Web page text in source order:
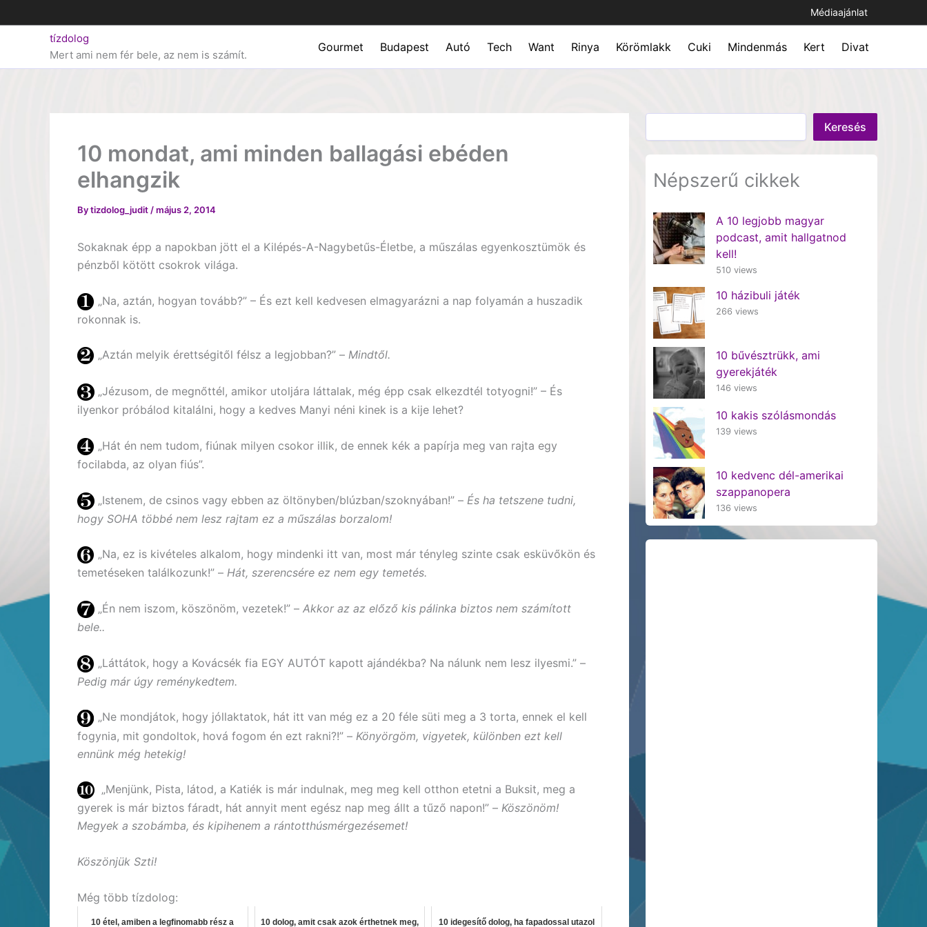
to
Médiaajánlat
tízdolog
Mert ami nem fér bele, az nem is számít.
Gourmet Budapest Autó Tech Want Rinya Körömlakk Cuki Mindenmás Kert Divat
10 mondat, ami minden ballagási ebéden
elhangzik
Bytizdolog_judit /május 2, 2014
Sokaknak épp a napokban jött el a Kilépés-A-Nagybetűs-Életbe, a műszálas egyenkosztümök és
pénzből kötött csokrok világa.
„Na, aztán, hogyan tovább?” – És ezt kell kedvesen elmagyarázni a nap folyamán a huszadik
rokonnak is.
„Aztán melyik érettségitől félsz a legjobban?” – Mindtől.
„Jézusom, de megnőttél, amikor utoljára láttalak, még épp csak elkezdtél totyogni!” – És
ilyenkor próbálod kitalálni, hogy a kedves Manyi néni kinek is a kije lehet?
„Hát én nem tudom, fiúnak milyen csokor illik, de ennek kék a papírja meg van rajta egy
focilabda, az olyan fiús”.
„Istenem, de csinos vagy ebben az öltönyben/blúzban/szoknyában!” – És ha tetszene tudni,
hogy SOHA többé nem lesz rajtam ez a műszálas borzalom!
„Na, ez is kivételes alkalom, hogy mindenki itt van, most már tényleg szinte csak esküvőkön és
temetéseken találkozunk!” – Hát, szerencsére ez nem egy temetés.
„Én nem iszom, köszönöm, vezetek!” – Akkor az az előző kis pálinka biztos nem számított
bele..
„Láttátok, hogy a Kovácsék fia EGY AUTÓT kapott ajándékba? Na nálunk nem lesz ilyesmi.” –
Pedig már úgy reménykedtem.
„Ne mondjátok, hogy jóllaktatok, hát itt van még ez a 20 féle süti meg a 3 torta, ennek el kell
fogynia, mit gondoltok, hová fogom én ezt rakni?!” – Könyörgöm, vigyetek, különben ezt kell
ennünk még hetekig!
„Menjünk, Pista, látod, a Katiék is már indulnak, meg meg kell otthon etetni a Buksit, meg a
gyerek is már biztos fáradt, hát annyit ment egész nap meg állt a tűző napon!” – Köszönöm!
Megyek a szobámba, és kipihenem a rántotthúsmérgezésemet!
Köszönjük Szti!
Még több tízdolog:
10 étel, amiben a legfinomabb rész a
10 dolog, amit csak azok érthetnek meg,
10 idegesítő dolog, ha fapadossal utazol
Keresés
Népszerű cikkek
A 10 legjobb magyar
podcast, amit hallgatnod
kell!
510 views
10 házibuli játék
266 views
10 bűvésztrükk, ami
gyerekjáték
146 views
10 kakis szólásmondás
139 views
10 kedvenc dél-amerikai
szappanopera
136 views